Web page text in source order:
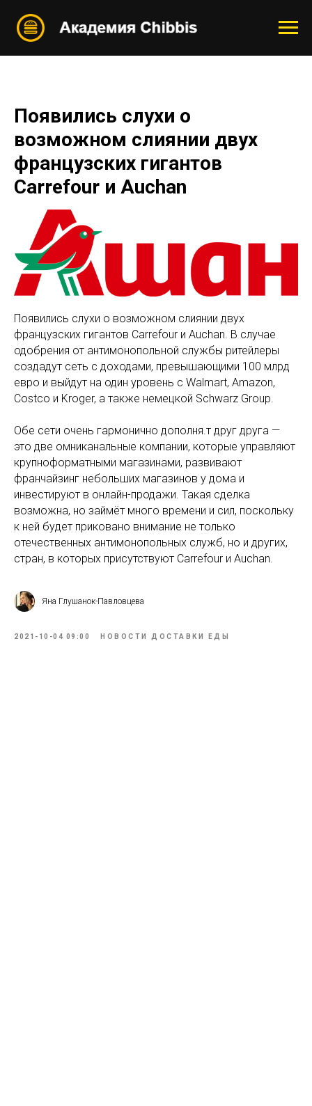
Появились слухи о
возможном слиянии двух
французских гигантов
Carrefour и Auchan
Появились слухи о возможном слиянии двух
французских гигантов Carrefour и Auchan. В случае
одобрения от антимонопольной службы ритейлеры
создадут сеть с доходами, превышающими 100 млрд
евро и выйдут на один уровень с Walmart, Amazon,
Costco и Kroger, а также немецкой Schwarz Group.
Обе сети очень гармонично дополня.т друг друга —
это две омниканальные компании, которые управляют
крупноформатными магазинами, развивают
франчайзинг небольших магазинов у дома и
инвестируют в онлайн-продажи. Такая сделка
возможна, но займёт много времени и сил, поскольку
к ней будет приковано внимание не только
отечественных антимонопольных служб, но и других,
стран, в которых присутствуют Carrefour и Auchan.
Яна Глушанок-Павловцева
2021-10-04 09:00 НОВОСТИ ДОСТАВКИ ЕДЫ